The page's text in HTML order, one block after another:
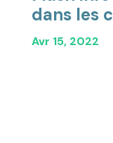
dans les
Avr 15, 2022